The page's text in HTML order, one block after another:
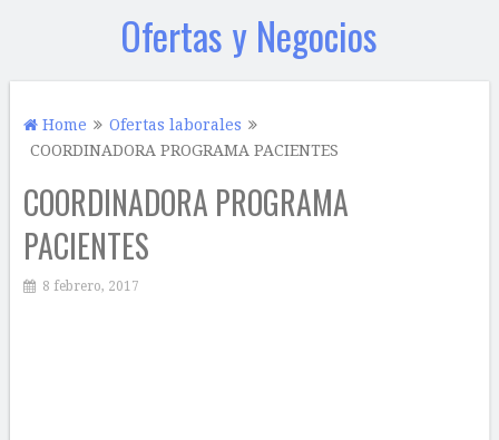
Ofertas y Negocios
Home
Ofertas laborales
COORDINADORA PROGRAMA PACIENTES
COORDINADORA PROGRAMA
PACIENTES
8 febrero, 2017